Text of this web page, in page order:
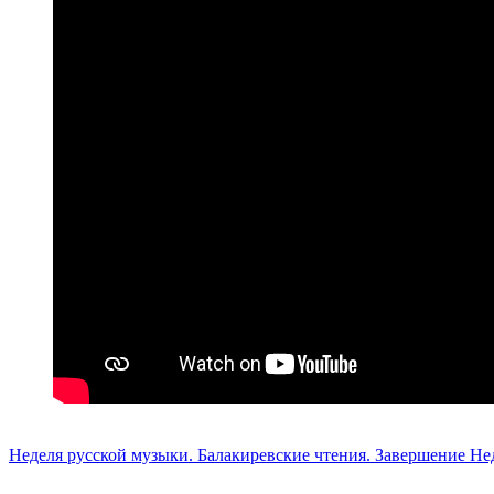
Неделя русской музыки. Балакиревские чтения. Завершение